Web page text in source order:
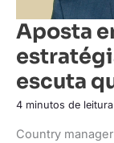
Aposta
escuta
4 minutos de leitura
Country